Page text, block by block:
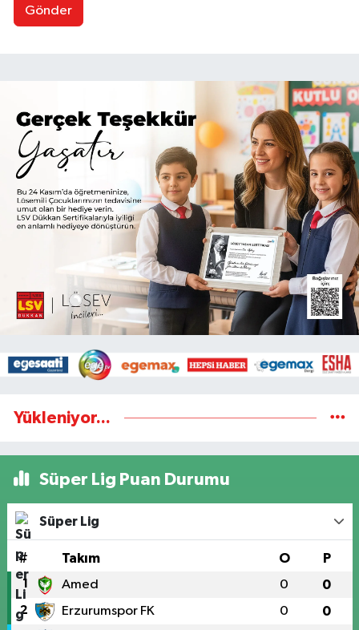
Gönder
Yükleniyor...
Süper Lig Puan Durumu
Süper Lig
# Takım O P
1 Amed 0 0
2 Erzurumspor FK 0 0